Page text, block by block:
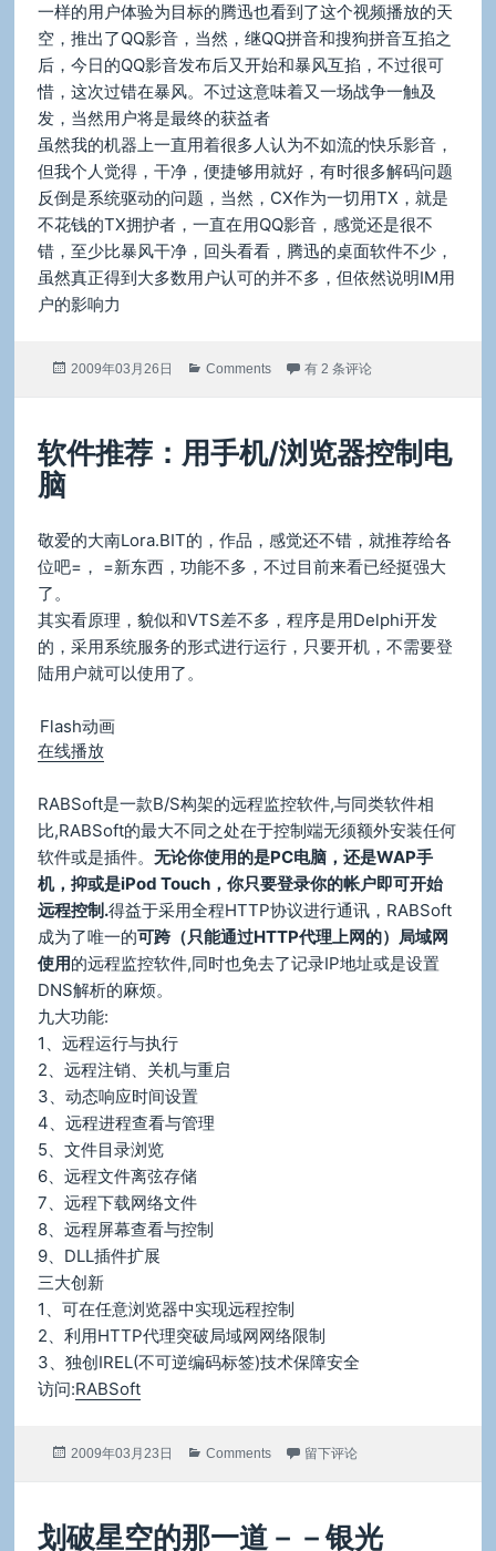
一样的用户体验为目标的腾迅也看到了这个视频播放的天
空，推出了QQ影音，当然，继QQ拼音和搜狗拼音互掐之
后，今日的QQ影音发布后又开始和暴风互掐，不过很可
惜，这次过错在暴风。不过这意味着又一场战争一触及
发，当然用户将是最终的获益者
虽然我的机器上一直用着很多人认为不如流的快乐影音，
但我个人觉得，干净，便捷够用就好，有时很多解码问题
反倒是系统驱动的问题，当然，CX作为一切用TX，就是
不花钱的TX拥护者，一直在用QQ影音，感觉还是很不
错，至少比暴风干净，回头看看，腾迅的桌面软件不少，
虽然真正得到大多数用户认可的并不多，但依然说明IM用
户的影响力
发
2009年03月26日
分
Comments 也谈播放器之战
有 2 条评论
软件推荐：用手机/浏览器控制电
脑
敬爱的大南Lora.BIT的，作品，感觉还不错，就推荐给各
位吧=， =新东西，功能不多，不过目前来看已经挺强大
了。
其实看原理，貌似和VTS差不多，程序是用Delphi开发
的，采用系统服务的形式进行运行，只要开机，不需要登
陆用户就可以使用了。
Flash动画
在线播放
RABSoft是一款B/S构架的远程监控软件,与同类软件相
比,RABSoft的最大不同之处在于控制端无须额外安装任何
软件或是插件。无论你使用的是PC电脑，还是WAP手
机，抑或是iPod Touch，你只要登录你的帐户即可开始
远程控制.得益于采用全程HTTP协议进行通讯，RABSoft
成为了唯一的可跨（只能通过HTTP代理上网的）局域网
使用的远程监控软件,同时也免去了记录IP地址或是设置
DNS解析的麻烦。
九大功能:
1、远程运行与执行
2、远程注销、关机与重启
3、动态响应时间设置
4、远程进程查看与管理
5、文件目录浏览
6、远程文件离弦存储
7、远程下载网络文件
8、远程屏幕查看与控制
9、DLL插件扩展
三大创新
1、可在任意浏览器中实现远程控制
2、利用HTTP代理突破局域网网络限制
3、独创IREL(不可逆编码标签)技术保障安全
访问:RABSoft
发
2009年03月23日
分
Comments 于软件推荐：用手机/浏览器控制
留下评论
划破星空的那一道－－银光